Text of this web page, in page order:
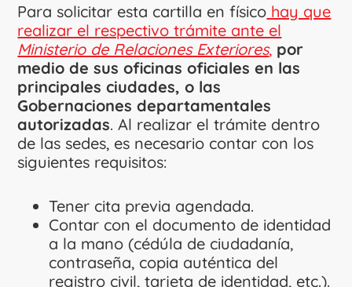
Para solicitar esta cartilla en físico hay que
realizar el respectivo trámite ante el
Ministerio de Relaciones Exteriores, por
medio de sus oficinas oficiales en las
principales ciudades, o las
Gobernaciones departamentales
autorizadas. Al realizar el trámite dentro
de las sedes, es necesario contar con los
siguientes requisitos:
Tener cita previa agendada.
Contar con el documento de identidad
a la mano (cédúla de ciudadanía,
contraseña, copia auténtica del
registro civil, tarjeta de identidad, etc.).